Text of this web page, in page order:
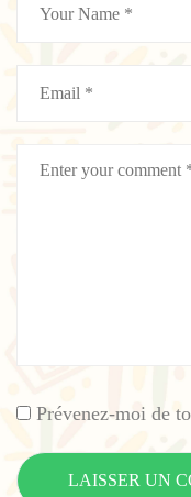
Prévenez-moi de